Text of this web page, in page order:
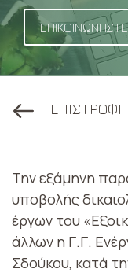
Την εξάμηνη
υποβολής
έργων του
άλλων η Γ.Γ.
Σδούκου, κατά